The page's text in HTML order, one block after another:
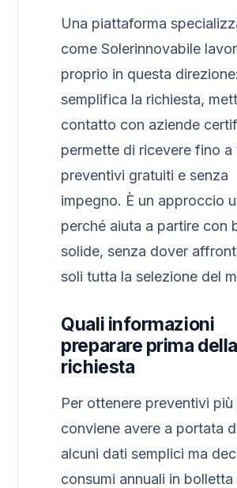
Una piattaforma
come Solerinnovabile
proprio in questa direzione:
semplifica la richiesta,
contatto con aziende
permette di ricevere fino a
preventivi gratuiti e senza
impegno. È un approccio
perché aiuta a partire con
solide, senza dover
soli tutta la selezione del
Quali informazioni
preparare prima della
richiesta
Per ottenere preventivi più
conviene avere a portata
alcuni dati semplici ma
consumi annuali in bolletta